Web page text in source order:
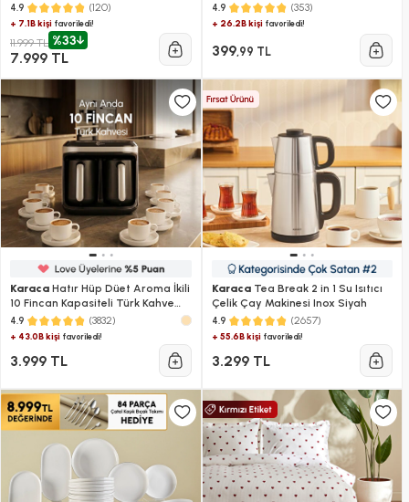
Beyaz
4.9 (120)
+ 7.1B kişi favoriledi!
11.999 TL %33
7.999 TL
4.9 (353)
+ 26.2B kişifavoriledi!
399,99 TL
Karaca Hatır Hüp Düet Aroma İkili
10 Fincan Kapasiteli Türk Kahve
Makinesi Space Gray
4.9 (3832)
+ 43.0B kişi favoriledi!
3.999 TL
KaracaTea Break 2 in 1 Su Isıtıcı
Çelik Çay Makinesi Inox Siyah
4.9 (2657)
+ 55.6B kişifavoriledi!
3.299 TL